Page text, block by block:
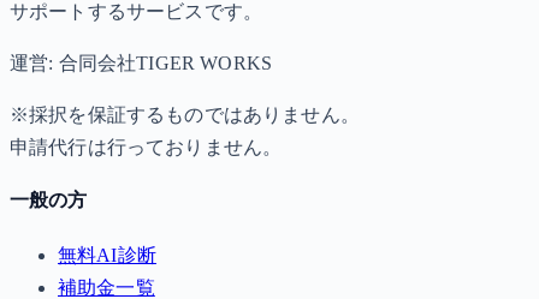
サポートするサービスです。
運営: 合同会社TIGER WORKS
※採択を保証するものではありません。
申請代行は行っておりません。
一般の方
無料AI診断
補助金一覧